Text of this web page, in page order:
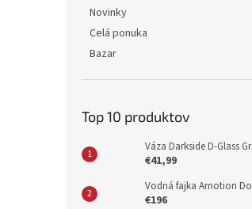
Novinky
Celá ponuka
Bazar
Top 10 produktov
Váza Darkside D-Glass
€41,99
Vodná fajka Amotion
€196